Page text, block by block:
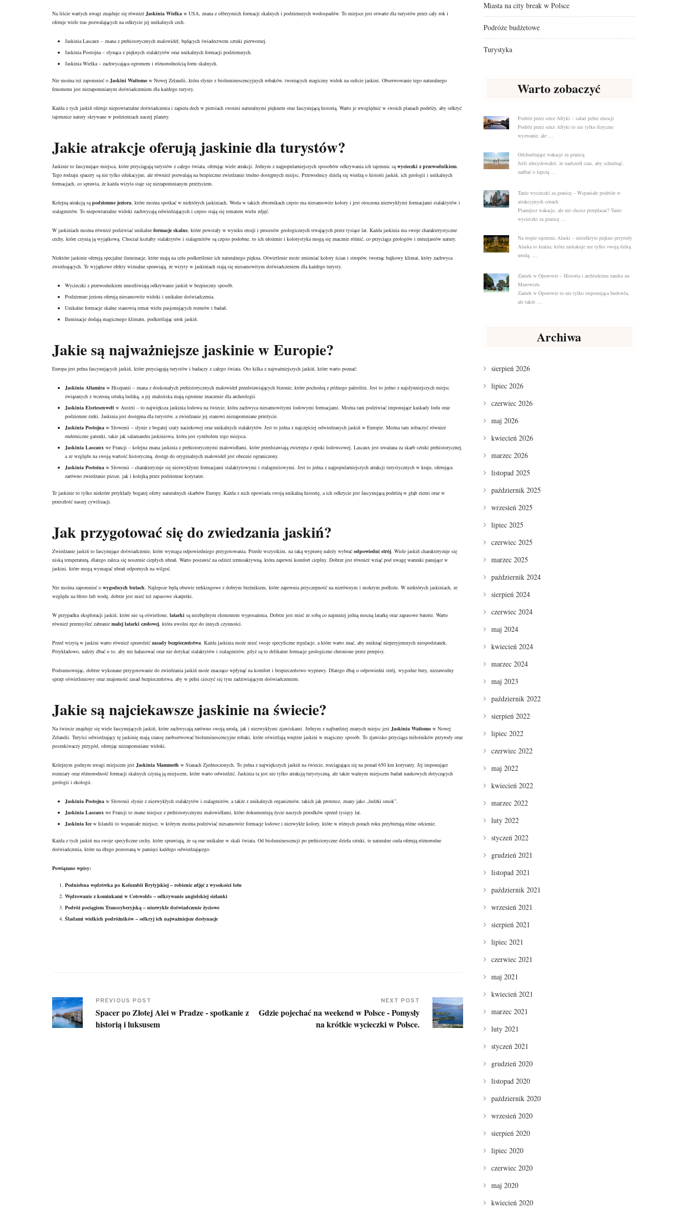
Na liście wartych uwagi znajduje się również Jaskinia Wielka w USA, znana z olbrzymich formacji skalnych i podziemnych wodospadów. To miejsce jest otwarte dla turystów przez cały rok i
oferuje wiele tras pozwalających na odkrycie jej unikalnych cech.
Jaskinia Lascaux – znana z prehistorycznych malowideł, będących świadectwem sztuki pierwotnej.
Jaskinia Postojna – słynąca z pięknych stalaktytów oraz unikalnych formacji podziemnych.
Jaskinia Wielka – zachwycająca ogromem i różnorodnością form skalnych.
Nie można też zapomnieć o Jaskini Waitomo w Nowej Zelandii, która słynie z bioluminescencyjnych robaków, tworzących magiczny widok na suficie jaskini. Obserwowanie tego naturalnego
fenomenu jest niezapomnianym doświadczeniem dla każdego turysty.
Każda z tych jaskiń oferuje niepowtarzalne doświadczenia i zapiera dech w piersiach swoimi naturalnymi pięknem oraz fascynującą historią. Warto je uwzględnić w swoich planach podróży, aby odkryć
tajemnice natury skrywane w podziemiach naszej planety.
Jakie atrakcje oferują jaskinie dla turystów?
Jaskinie to fascynujące miejsca, które przyciągają turystów z całego świata, oferując wiele atrakcji. Jednym z najpopularniejszych sposobów odkrywania ich tajemnic sąwycieczki z przewodnikiem.
Tego rodzaju spacery są nie tylko edukacyjne, ale również pozwalają na bezpieczne zwiedzanie trudno dostępnych miejsc. Przewodnicy dzielą się wiedzą o historii jaskiń, ich geologii i unikalnych
formacjach, co sprawia, że każda wizyta staje się niezapomnianym przeżyciem.
Kolejną atrakcją sąpodziemne jeziora, które można spotkać w niektórych jaskiniach. Woda w takich zbiornikach często ma niesamowite kolory i jest otoczona niezwykłymi formacjami stalaktytów i
stalagmitów. To niepowtarzalne widoki zachwycają odwiedzających i często stają się tematem wielu zdjęć.
W jaskiniach można również podziwiać unikalne formacje skalne, które powstały w wyniku erozji i procesów geologicznych trwających przez tysiące lat. Każda jaskinia ma swoje charakterystyczne
cechy, które czynią ją wyjątkową. Chociaż kształty stalaktytów i stalagmitów są często podobne, to ich ułożenie i kolorystyka mogą się znacznie różnić, co przyciąga geologów i entuzjastów natury.
Niektóre jaskinie oferują specjalne iluminacje, które mają na celu podkreślenie ich naturalnego piękna. Oświetlenie może zmieniać kolory ścian i stropów, tworząc bajkowy klimat, który zachwyca
zwiedzających. Te wyjątkowe efekty wizualne sprawiają, że wizyty w jaskiniach stają się niesamowitym doświadczeniem dla każdego turysty.
Wycieczki z przewodnikiem umożliwiają odkrywanie jaskiń w bezpieczny sposób.
Podziemne jeziora oferują niesamowite widoki i unikalne doświadczenia.
Unikalne formacje skalne stanowią temat wielu pasjonujących rozmów i badań.
Iluminacje dodają magicznego klimatu, podkreślając urok jaskiń.
Jakie są najważniejsze jaskinie w Europie?
Europa jest pełna fascynujących jaskiń, które przyciągają turystów i badaczy z całego świata. Oto kilka z najważniejszych jaskiń, które warto poznać:
Jaskinia Altamira w Hiszpanii – znana z doskonałych prehistorycznych malowideł przedstawiających bizonie, które pochodzą z późnego paleolitu. Jest to jedno z najsłynniejszych miejsc
związanych z wczesną sztuką ludzką, a jej znaleziska mają ogromne znaczenie dla archeologii.
Jaskinia Eisriesenwelt w Austrii – to największa jaskinia lodowa na świecie, która zachwyca niesamowitymi lodowymi formacjami. Można tam podziwiać imponujące kaskady lodu oraz
podziemne rzeki. Jaskinia jest dostępna dla turystów, a zwiedzanie jej stanowi niezapomniane przeżycie.
Jaskinia Postojna w Słowenii – słynie z bogatej szaty naciekowej oraz unikalnych stalaktytów. Jest to jedna z najczęściej odwiedzanych jaskiń w Europie. Można tam zobaczyć również
endemiczne gatunki, takie jak salamandra jaskiniowa, która jest symbolem tego miejsca.
Jaskinia Lascaux we Francji – kolejna znana jaskinia z prehistorycznymi malowidłami, które przedstawiają zwierzęta z epoki lodowcowej. Lascaux jest uważana za skarb sztuki prehistorycznej,
a ze względu na swoją wartość historyczną, dostęp do oryginalnych malowideł jest obecnie ograniczony.
Jaskinia Postoina w Słowenii – charakteryzuje się niezwykłymi formacjami stalaktytowymi i stalagmitowymi. Jest to jedna z najpopularniejszych atrakcji turystycznych w kraju, oferująca
zarówno zwiedzanie piesze, jak i kolejką przez podziemne korytarze.
Te jaskinie to tylko niektóre przykłady bogatej oferty naturalnych skarbów Europy. Każda z nich opowiada swoją unikalną historię, a ich odkrycie jest fascynującą podróżą w głąb ziemi oraz w
przeszłość naszej cywilizacji.
Jak przygotować się do zwiedzania jaskiń?
Zwiedzanie jaskiń to fascynujące doświadczenie, które wymaga odpowiedniego przygotowania. Przede wszystkim, na taką wyprawę należy wybrać odpowiedni strój. Wiele jaskiń charakteryzuje się
niską temperaturą, dlatego zaleca się noszenie ciepłych ubrań. Warto postawić na odzież termoaktywną, która zapewni komfort cieplny. Dobrze jest również wziąć pod uwagę warunki panujące w
jaskini, które mogą wymagać ubrań odpornych na wilgoć.
Nie można zapomnieć o wygodnych butach. Najlepsze będą obuwie trekkingowe z dobrym bieżnikiem, które zapewnia przyczepność na nierównym i mokrym podłożu. W niektórych jaskiniach, ze
względu na błoto lub wodę, dobrze jest mieć też zapasowe skarpetki.
W przypadku eksploracji jaskiń, które nie są oświetlone, latarki są niezbędnym elementem wyposażenia. Dobrze jest mieć ze sobą co najmniej jedną mocną latarkę oraz zapasowe baterie. Warto
również przemyśleć zabranie małej latarki czołowej, która uwolni ręce do innych czynności.
Przed wizytą w jaskini warto również sprawdzić zasady bezpieczeństwa. Każda jaskinia może mieć swoje specyficzne regulacje, a które warto znać, aby uniknąć nieprzyjemnych niespodzianek.
Przykładowo, należy dbać o to, aby nie hałasować oraz nie dotykać stalaktytów i stalagmitów, gdyż są to delikatne formacje geologiczne chronione przez przepisy.
Podsumowując, dobrze wykonane przygotowanie do zwiedzania jaskiń może znacząco wpłynąć na komfort i bezpieczeństwo wyprawy. Dlatego dbaj o odpowiedni strój, wygodne buty, niezawodny
sprzęt oświetleniowy oraz znajomość zasad bezpieczeństwa, aby w pełni cieszyć się tym zadziwiającym doświadczeniem.
Jakie są najciekawsze jaskinie na świecie?
Na świecie znajduje się wiele fascynujących jaskiń, które zachwycają zarówno swoją urodą, jak i niezwykłymi zjawiskami. Jednym z najbardziej znanych miejsc jest Jaskinia Waitomo w Nowej
Zelandii. Turyści odwiedzający tę jaskinię mają szansę zaobserwować bioluminescencyjne robaki, które oświetlają wnętrze jaskini w magiczny sposób. To zjawisko przyciąga miłośników przyrody oraz
poszukiwaczy przygód, oferując niezapomniane widoki.
Kolejnym godnym uwagi miejscem jest Jaskinia Mammoth w Stanach Zjednoczonych. To jedna z największych jaskiń na świecie, rozciągająca się na ponad 650 km korytarzy. Jej imponujące
rozmiary oraz różnorodność formacji skalnych czynią ją miejscem, które warto odwiedzić. Jaskinia ta jest nie tylko atrakcją turystyczną, ale także ważnym miejscem badań naukowych dotyczących
geologii i ekologii.
Jaskinia Postojna w Słowenii słynie z niezwykłych stalaktytów i stalagmitów, a także z unikalnych organizmów, takich jak proteusz, znany jako „ludzki smok”.
Jaskinia Lascaux we Francji to znane miejsce z prehistorycznymi malowidłami, które dokumentują życie naszych przodków sprzed tysięcy lat.
Jaskinia Ice w Islandii to wspaniałe miejsce, w którym można podziwiać niesamowite formacje lodowe i niezwykłe kolory, które w różnych porach roku przybierają różne odcienie.
Każda z tych jaskiń ma swoje specyficzne cechy, które sprawiają, że są one unikalne w skali świata. Od bioluminescencji po prehistoryczne dzieła sztuki, te naturalne cuda oferują różnorodne
doświadczenia, które na długo pozostaną w pamięci każdego odwiedzającego.
Powiązane wpisy:
Podniebna wędrówka po Kolumbii Brytyjskiej – robienie zdjęć z wysokości lotu
Wędrowanie z kominkami w Cotswolds – odkrywanie angielskiej sielanki
Podróż pociągiem Transsyberyjską – niezwykłe doświadczenie życiowe
Śladami wielkich podróżników – odkryj ich najważniejsze destynacje
PREVIOUS POST
Spacer po Złotej Alei w Pradze - spotkanie z
historią i luksusem
NEXT POST
Gdzie pojechać na weekend w Polsce - Pomysły
na krótkie wycieczki w Polsce.
Miasta na city break w Polsce
Podróże budżetowe
Turystyka
Warto zobaczyć
Podróż przez serce Afryki – safari pełne emocji
Podróż przez serce Afryki to nie tylko fizyczne
wyzwanie, ale …
Odchudzające wakacje za granicą
Jeśli zdecydowałeś, że nadszedł czas, aby schudnąć,
zadbać o lepszą …
Tanie wycieczki za granicę – Wspaniałe podróże w
atrakcyjnych cenach.
Planujesz wakacje, ale nie chcesz przepłacać? Tanie
wycieczki za granicę …
Na tropie tajemnic Alaski – nieodkryte piękno przyrody
Alaska to kraina, która zaskakuje nie tylko swoją dziką
urodą, …
Zamek w Oporowie – Historia i architektura zamku na
Mazowszu.
Zamek w Oporowie to nie tylko imponująca budowla,
ale także …
Archiwa
sierpień 2026
lipiec 2026
czerwiec 2026
maj 2026
kwiecień 2026
marzec 2026
listopad 2025
październik 2025
wrzesień 2025
lipiec 2025
czerwiec 2025
marzec 2025
październik 2024
sierpień 2024
czerwiec 2024
maj 2024
kwiecień 2024
marzec 2024
maj 2023
październik 2022
sierpień 2022
lipiec 2022
czerwiec 2022
maj 2022
kwiecień 2022
marzec 2022
luty 2022
styczeń 2022
grudzień 2021
listopad 2021
październik 2021
wrzesień 2021
sierpień 2021
lipiec 2021
czerwiec 2021
maj 2021
kwiecień 2021
marzec 2021
luty 2021
styczeń 2021
grudzień 2020
listopad 2020
październik 2020
wrzesień 2020
sierpień 2020
lipiec 2020
czerwiec 2020
maj 2020
kwiecień 2020